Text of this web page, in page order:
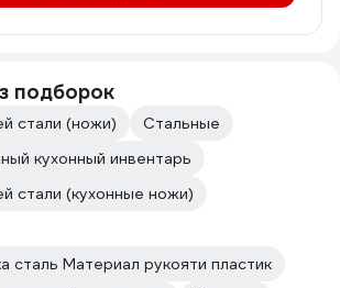
подборок
стали (ножи)
Стальные
кухонный инвентарь
стали (кухонные ножи)
сталь Материал рукояти пластик